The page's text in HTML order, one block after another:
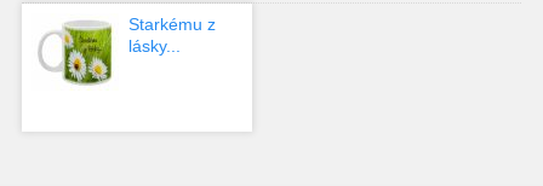
Starkému z
lásky...